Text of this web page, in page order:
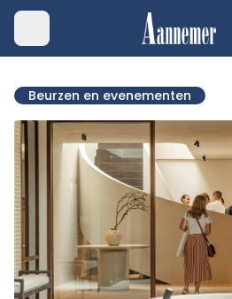
Beurzen en evenementen